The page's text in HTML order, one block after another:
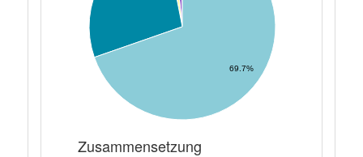
69.7%
Zusammensetzung